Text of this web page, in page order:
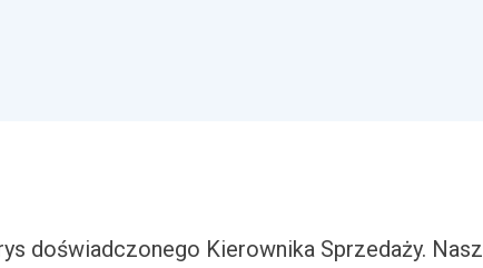
doświadczonego Kierownika Sprzedaży. Nasz